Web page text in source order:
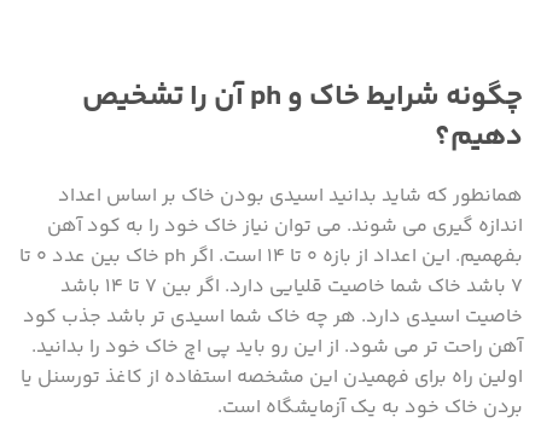
چگونه شرایط خاک و ph آن را تشخیص
دهیم؟
همانطور که شاید بدانید اسیدی بودن خاک بر اساس اعداد
اندازه گیری می شوند. می توان نیاز خاک خود را به کود آهن
بفهمیم. این اعداد از بازه ۰ تا ۱۴ است. اگر ph خاک بین عدد ۰ تا
۷ باشد خاک شما خاصیت قلیایی دارد. اگر بین ۷ تا ۱۴ باشد
خاصیت اسیدی دارد. هر چه خاک شما اسیدی تر باشد جذب کود
آهن راحت تر می شود. از این رو باید پی اچ خاک خود را بدانید.
اولین راه برای فهمیدن این مشخصه استفاده از کاغذ تورسنل یا
بردن خاک خود به یک آزمایشگاه است.